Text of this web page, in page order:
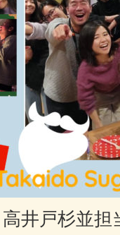
井戸杉並担